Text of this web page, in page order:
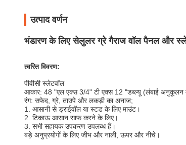
उत्पाद वर्णन
भंडारण के लिए सेलुलर ग्रे गैराज वॉल पैनल और
त्वरित विवरण:
पीवीसी स्लेटवॉल
आकार: 48 "एल एक्स 3/4" टी एक्स 12 "डब्ल्यू (लंबाई अनुकूलन
रंग: सफेद, ग्रे, ताउपे और लकड़ी का अनाज;
1. आसानी से ड्राईवॉल या स्टड के लिए माउंट।
2. टिकाऊ आसान साफ ​​करने के लिए।
3. सभी सहायक उपकरण उपलब्ध हैं।
बड़े अनुप्रयोगों के लिए जीभ और नाली, ऊपर और नीचे।